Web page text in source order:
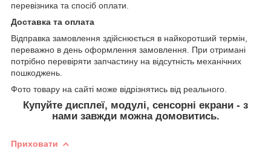
перевізника та спосіб оплати.
Доставка та оплата
Відправка замовлення здійснюється в найкоротший термін,
переважно в день оформлення замовлення. При отримані
потрібно перевіряти запчастину на відсутність механічних
пошкоджень.
Фото товару на сайті може відрізнятись від реального.
Купуйте дисплеї, модулі, сенсорні екрани - з
нами завжди можна домовитись.
Приховати